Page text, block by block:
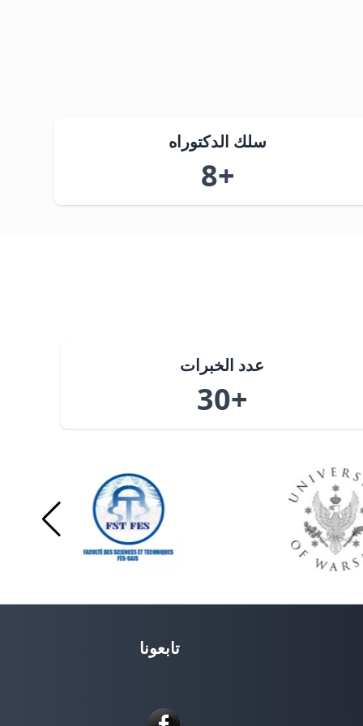
سلك الدكتوراه
+8
عدد الخبرات
+30
تابعونا